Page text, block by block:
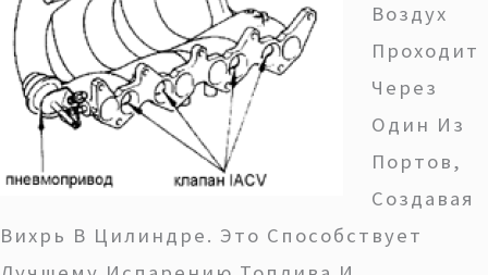
Воздух
Проходит
Через
Один Из
Портов,
Создавая
Вихрь В Цилиндре. Это Способствует